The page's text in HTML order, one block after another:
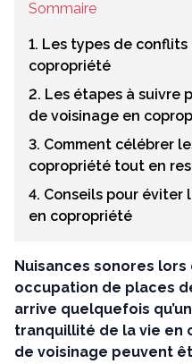
Sommaire
1. Les types de
copropriété
2. Les étapes à suivre
de voisinage en
3. Comment célébrer
copropriété tout en
4. Conseils pour éviter
en copropriété
Nuisances sonores
occupation de places
arrive quelquefois
tranquillité de la vie en
de voisinage peuvent